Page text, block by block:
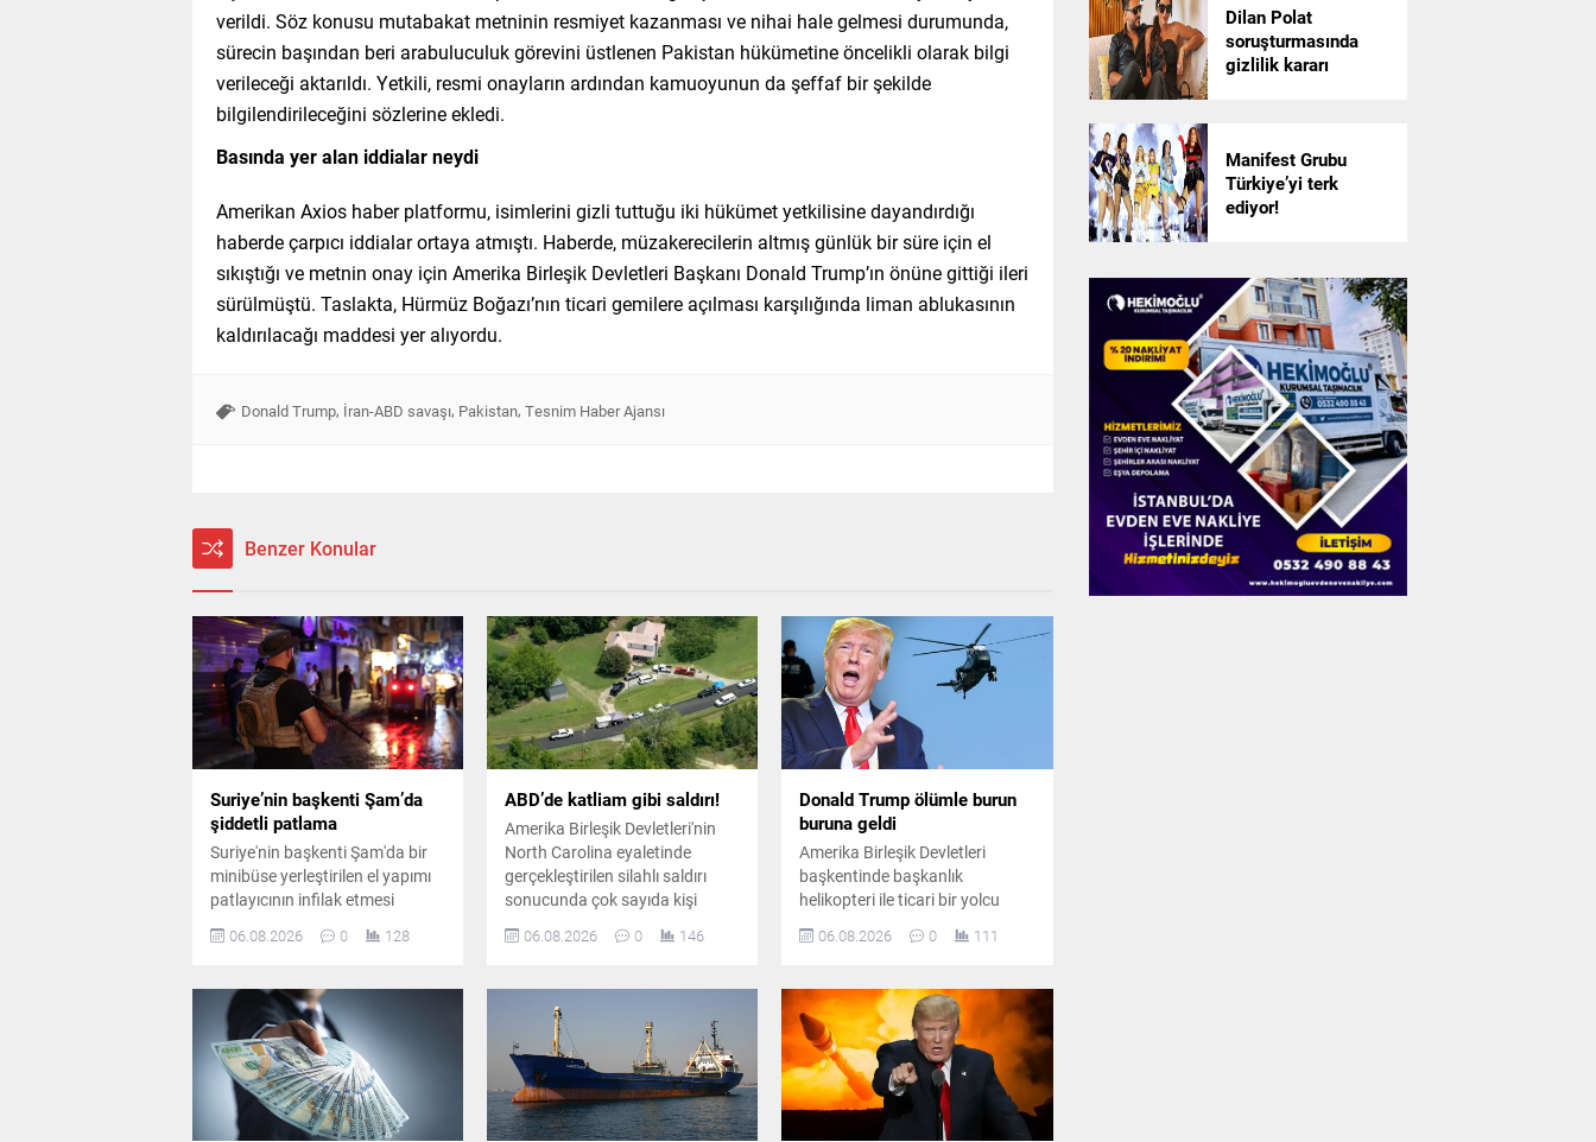
verildi. Söz konusu mutabakat metninin resmiyet kazanması ve nihai hale gelmesi durumunda,
sürecin başından beri arabuluculuk görevini üstlenen Pakistan hükümetine öncelikli olarak bilgi
verileceği aktarıldı. Yetkili, resmi onayların ardından kamuoyunun da şeffaf bir şekilde
bilgilendirileceğini sözlerine ekledi.
Basında yer alan iddialar neydi
Amerikan Axios haber platformu, isimlerini gizli tuttuğu iki hükümet yetkilisine dayandırdığı
haberde çarpıcı iddialar ortaya atmıştı. Haberde, müzakerecilerin altmış günlük bir süre için el
sıkıştığı ve metnin onay için Amerika Birleşik Devletleri Başkanı Donald Trump’ın önüne gittiği ileri
sürülmüştü. Taslakta, Hürmüz Boğazı’nın ticari gemilere açılması karşılığında liman ablukasının
kaldırılacağı maddesi yer alıyordu.
Donald Trump, İran-ABD savaşı, Pakistan, Tesnim Haber Ajansı
Benzer Konular
Suriye’nin başkenti Şam’da
şiddetli patlama
Suriye'nin başkenti Şam'da bir
minibüse yerleştirilen el yapımı
patlayıcının infilak etmesi
bildirildi. Saldırının Ceramana
açıklandı.
06.08.2026 0 128
ABD’de katliam gibi saldırı!
Amerika Birleşik Devletleri'nin
North Carolina eyaletinde
gerçekleştirilen silahlı saldırı
sonucunda çok sayıda kişi
sayıda ekip sevk edilirken olayla
başlatıldı.
06.08.2026 0 146
Donald Trump ölümle burun
buruna geldi
Amerika Birleşik Devletleri
başkentinde başkanlık
helikopteri ile ticari bir yolcu
yakınlaştı. Emniyet sınırlarının
havacılık otoriteleri geniş çaplı
soruşturma başlattı.
06.08.2026 0 111
Dilan Polat
soruşturmasında
gizlilik kararı
Manifest Grubu
Türkiye’yi terk
ediyor!